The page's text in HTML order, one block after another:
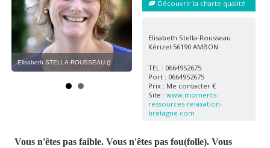
Elisabeth STELLA-ROUSSEAU ()
Découvrir la charte qualité
Elisabeth Stella-Rousseau
Kérizel 56190 AMBON
TEL : 0664952675
Port : 0664952675
Prix : Me contacter €
Site : www.moments-
ressources-relaxation-
bretagne.com
Vous n'êtes pas faible. Vous n'êtes pas fou(folle). Vous